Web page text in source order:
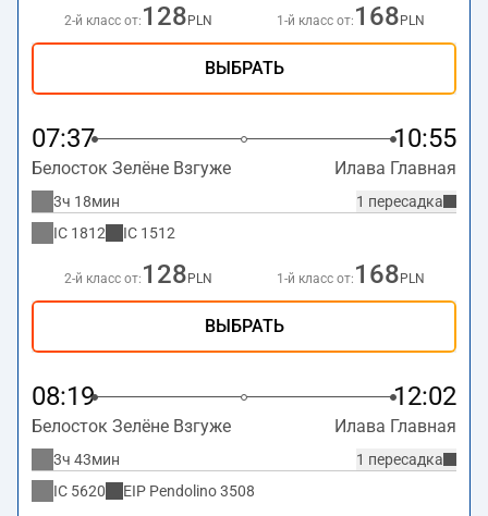
2-й класс от: 128 PLN 1-й класс от: 168 PLN
ВЫБРАТЬ
07:37 10:55
Белосток Зелёне Взгуже Илава Главная
1 пересадка
3ч 18мин
IC 1812 IC 1512
2-й класс от: 128 PLN 1-й класс от: 168 PLN
ВЫБРАТЬ
08:19 12:02
Белосток Зелёне Взгуже Илава Главная
1 пересадка
3ч 43мин
IC 5620 EIP Pendolino3508